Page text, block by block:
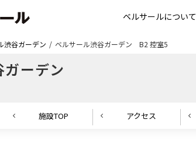
ベルサールについて
渋谷ガーデン ベルサール渋谷ガーデン B2 控室5
ーデン
施設TOP アクセス